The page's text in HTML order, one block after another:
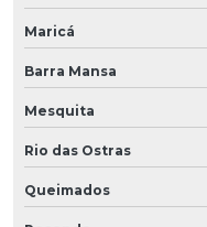
Maricá
Barra Mansa
Mesquita
Rio das Ostras
Queimados